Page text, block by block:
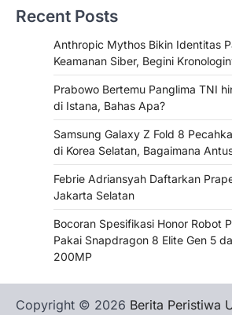
Recent Posts
Anthropic Mythos Bikin Identitas
Keamanan Siber, Begini
Prabowo Bertemu Panglima TNI
di Istana, Bahas Apa?
Samsung Galaxy Z Fold 8
di Korea Selatan, Bagaimana
Febrie Adriansyah Daftarkan
Jakarta Selatan
Bocoran Spesifikasi Honor Robot
Pakai Snapdragon 8 Elite Gen 5
200MP
Copyright © 2026 Berita Peristiwa